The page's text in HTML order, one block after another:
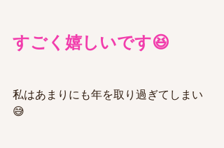
すごく嬉しいです😆
私はあまりにも年を取り過ぎてしまい
😅